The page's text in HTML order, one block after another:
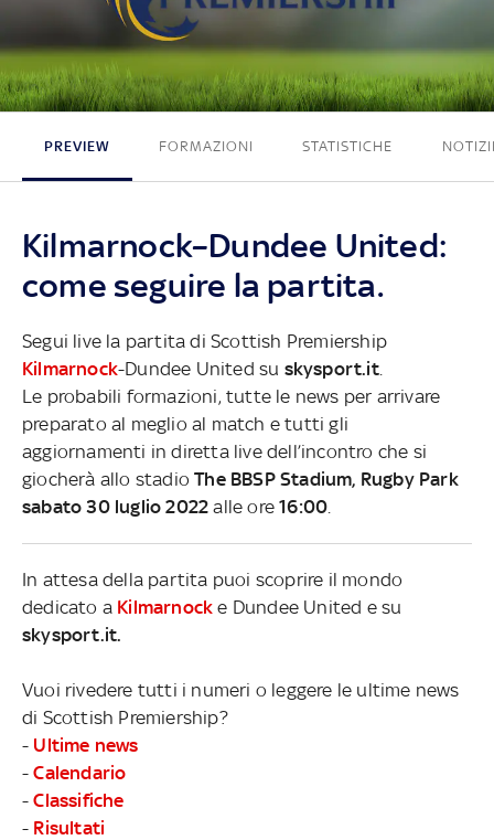
1 - 1
PREVIEW FORMAZIONI STATISTICHE
Kilmarnock–Dundee United:
come seguire la partita.
Segui live la partita di Scottish Premiership
Kilmarnock-Dundee United su skysport.it.
Le probabili formazioni, tutte le news per arrivare
preparato al meglio al match e tutti gli
aggiornamenti in diretta live dell’incontro che si
giocherà allo stadioThe BBSP Stadium, Rugby Park
sabato 30 luglio 2022 alle ore16:00
In attesa della partita puoi scoprire il mondo
dedicato a Kilmarnock e Dundee United e su
skysport.it.
Vuoi rivedere tutti i numeri o leggere le ultime news
di Scottish Premiership?
- Ultime news
-Calendario
-Classifiche
- Risultati